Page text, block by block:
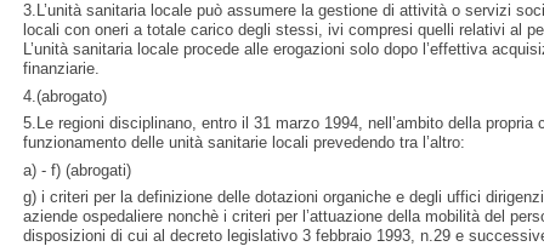
3.L’unità sanitaria locale può assumere la gestione di attività o servizi
locali con oneri a totale carico degli stessi, ivi compresi quelli relativi al
L’unità sanitaria locale procede alle erogazioni solo dopo l’effettiva
finanziarie.
4.(abrogato)
5.Le regioni disciplinano, entro il 31 marzo 1994, nell’ambito della
funzionamento delle unità sanitarie locali prevedendo tra l’altro:
a) - f) (abrogati)
g) i criteri per la definizione delle dotazioni organiche e degli uffici
aziende ospedaliere nonchè i criteri per l’attuazione della mobilità del
disposizioni di cui al decreto legislativo 3 febbraio 1993, n.29 e